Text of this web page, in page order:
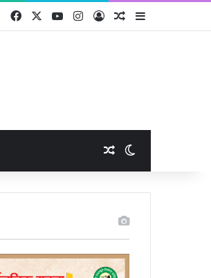
FacebookYouTubeInstagram
Log InRandom Article
Sidebar
Random Article